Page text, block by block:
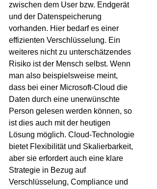
zwischen dem User bzw. Endgerät
und der Datenspeicherung
vorhanden. Hier bedarf es einer
effizienten Verschlüsselung. Ein
weiteres nicht zu unterschätzendes
Risiko ist der Mensch selbst. Wenn
man also beispielsweise meint,
dass bei einer Microsoft-Cloud die
Daten durch eine unerwünschte
Person gelesen werden können, so
ist dies auch mit der heutigen
Lösung möglich. Cloud-Technologie
bietet Flexibilität und Skalierbarkeit,
aber sie erfordert auch eine klare
Strategie in Bezug auf
Verschlüsselung, Compliance und